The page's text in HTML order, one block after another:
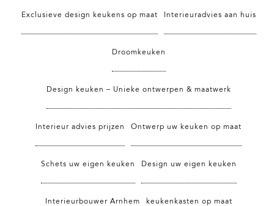
Exclusieve design keukens op maat Interieuradvies aan huis
Droomkeuken
Design keuken – Unieke ontwerpen & maatwerk
Interieur advies prijzen Ontwerp uw keuken op maat
Schets uw eigen keuken Design uw eigen keuken
Interieurbouwer Arnhem keukenkasten op maat